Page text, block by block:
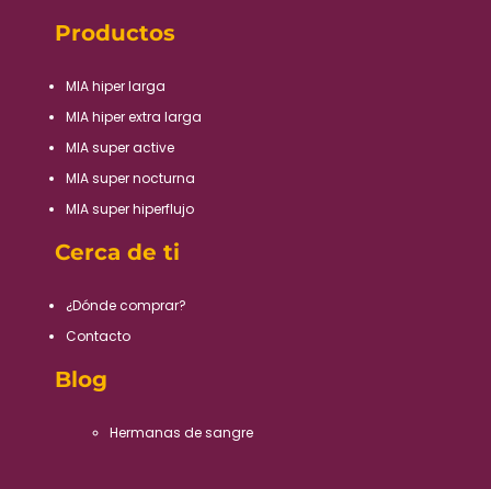
Productos
MIA hiper larga
MIA hiper extra larga
MIA super active
MIA super nocturna
MIA super hiperflujo
Cerca de ti
¿Dónde comprar?
Contacto
Blog
Hermanas de sangre